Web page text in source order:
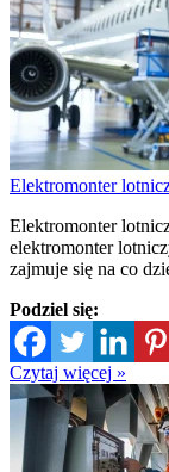
Elektromonter
Elektromonter
elektromonter
zajmuje się na co
Podziel się:
Czytaj więcej »